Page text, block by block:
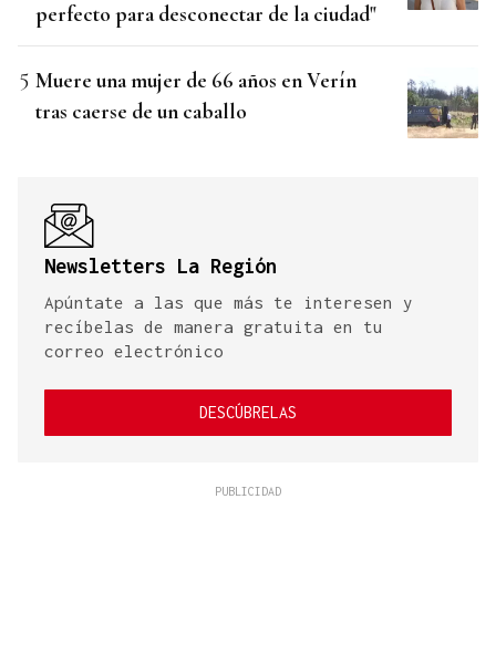
perfecto para desconectar de la ciudad"
Muere una mujer de 66 años en Verín
tras caerse de un caballo
Newsletters La Región
Apúntate a las que más te interesen y
recíbelas de manera gratuita en tu
correo electrónico
DESCÚBRELAS